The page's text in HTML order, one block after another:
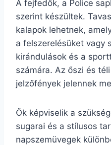
A fejfedők, a Police
szerint készültek.
kalapok lehetnek,
a felszerelésüket vagy
kirándulások és a
számára. Az őszi és
jelzőfények jelennek
Ők képviselik a
sugarai és a stílusos
napszemüvegek